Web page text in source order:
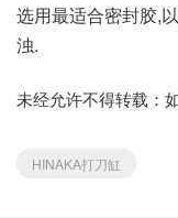
选用最适合密封胶,
浊.
未经允许不得转载：
HINAKA打刀缸